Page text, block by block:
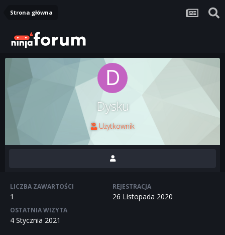
Strona główna
Dysku
Użytkownik
LICZBA ZAWARTOŚCI
1
REJESTRACJA
26 Listopada 2020
OSTATNIA WIZYTA
4 Stycznia 2021